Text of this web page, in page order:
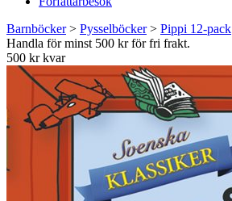
Barnböcker> Pysselböcker> Pippi 12-pack
Handla för minst 500 kr för fri frakt.
500 kr kvar